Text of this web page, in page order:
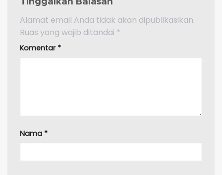
Alamat email Anda tidak akan dipublikasikan.
Ruas yang wajib ditandai *
Komentar *
Nama *